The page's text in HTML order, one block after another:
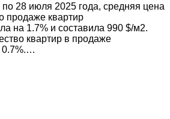
28 июля 2025 года, средняя цена
продаже квартир
на 1.7% и составила 990 $/м2.
квартир в продаже
0.7%.…